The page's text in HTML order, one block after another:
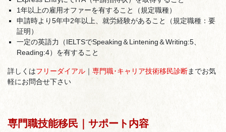
1年以上の雇用オファーを有すること（規定職種）
申請時より5年中2年以上、就労経験があること（規定職種：要
証明）
一定の英語力（IELTSでSpeaking＆Lintening＆Writing:5、
Reading:4）を有すること
詳しくはフリーダイアル ｜ 専門職･キャリア技術移民診断までお気
軽にお問合せ下さい
専門職技能移民｜サポート内容